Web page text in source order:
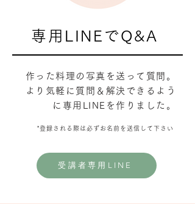
専用LINEでQ&A
作った料理の写真を送って質問。
より気軽に質問＆解決できるよう
に専用LINEを作りました。
*登録される際は必ずお名前を送信して下さい
受講者専用LINE